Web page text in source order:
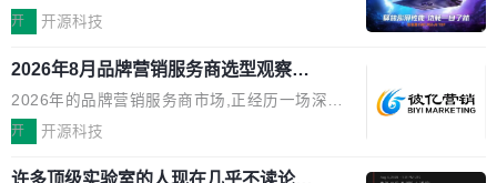
舰供电方案
继2026台北电脑展首度亮相后，技嘉科技近日正
电源专为发烧级DIY主机与本地AI算力平台打
造，整机长度仅16厘米，提供1600W额定功率
与80PLUS钛金能效；支持ATX 3.1与PCIe 5.1
实时LCD监控屏，可充分满足当下高阶PC主机
开 开源科技
2026年8月品牌营销服务商选型观察：
从流量思维到品牌资产思维的范式转移
2026年的品牌营销服务商市场,正经历一场深刻
的价值重构。全球全案品牌代理机构市场从2025
开 开源科技
许多顶级实验室的人现在几乎不读论文